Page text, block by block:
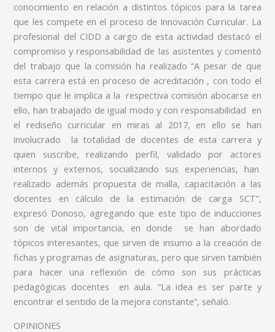
conocimiento en relación a distintos tópicos para la tarea
que les compete en el proceso de Innovación Curricular. La
profesional del CIDD a cargo de esta actividad destacó el
compromiso y responsabilidad de las asistentes y comentó
del trabajo que la comisión ha realizado “A pesar de que
esta carrera está en proceso de acreditación , con todo el
tiempo que le implica a la respectiva comisión abocarse en
ello, han trabajado de igual modo y con responsabilidad en
el rediseño curricular en miras al 2017, en ello se han
involucrado la totalidad de docentes de esta carrera y
quien suscribe, realizando perfil, validado por actores
internos y externos, socializando sus experiencias, han
realizado además propuesta de malla, capacitación a las
docentes en cálculo de la estimación de carga SCT”,
expresó Donoso, agregando que este tipo de inducciones
son de vital importancia, en donde se han abordado
tópicos interesantes, que sirven de insumo a la creación de
fichas y programas de asignaturas, pero que sirven también
para hacer una reflexión de cómo son sus prácticas
pedagógicas docentes en aula. “La idea es ser parte y
encontrar el sentido de la mejora constante”, señaló.
OPINIONES